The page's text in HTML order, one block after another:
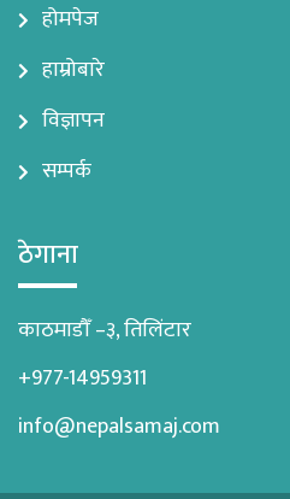
होमपेज
हाम्रोबारे
विज्ञापन
सम्पर्क
ठेगाना
काठमाडौँ –३, तिलिंटार
+977-14959311
info@nepalsamaj.com